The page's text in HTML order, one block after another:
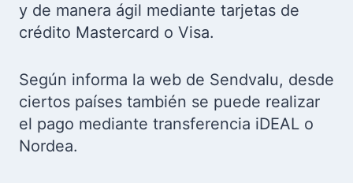
y de manera ágil mediante tarjetas de
crédito Mastercard o Visa.
Según informa la web de Sendvalu, desde
ciertos países también se puede realizar
el pago mediante transferencia iDEAL o
Nordea.